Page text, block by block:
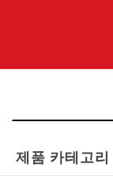
제품 카테고리